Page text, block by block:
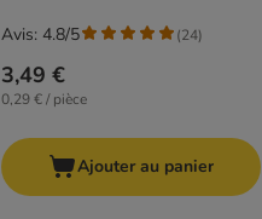
3,49 €
0,29 € / pièce
Avis: 4.8/5 (24)
Ajouter au panier